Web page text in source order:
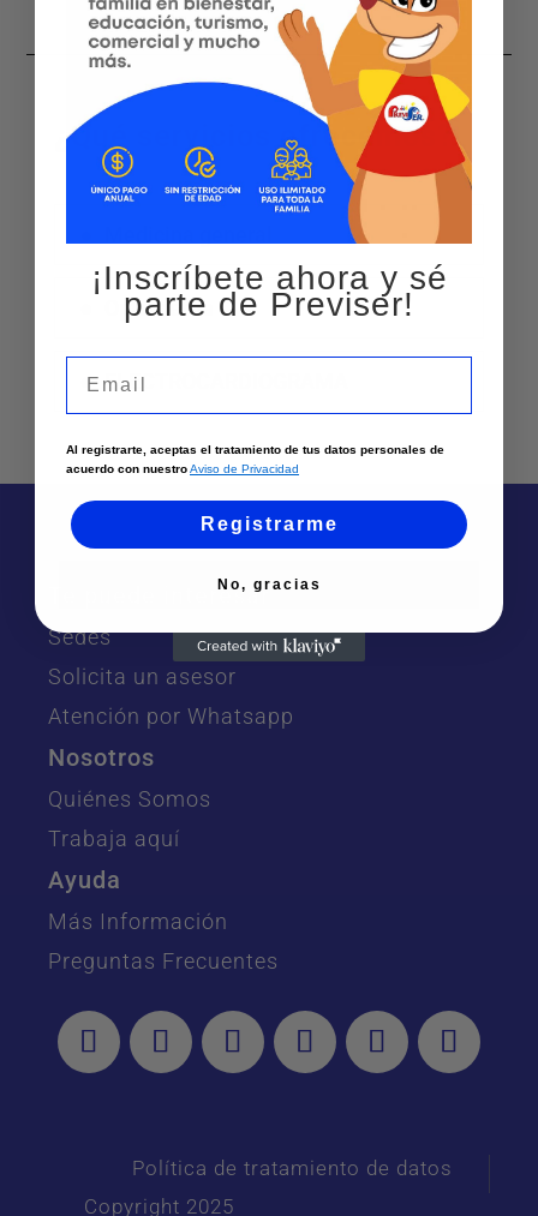
¿Qué servicios ofrecemos?
Optometria
ELECTROCARDIOGRAMA
Te puede interesar
Sedes
Solicita un asesor
Atención por Whatsapp
Nosotros
Quiénes Somos
Trabaja aquí
Ayuda
Más Información
Preguntas Frecuentes
Política de tratamiento de datos
Copyright 2025
¡Inscríbete ahora y sé
parte de Previser!
Al registrarte, aceptas el tratamiento de tus datos personales de
acuerdo con nuestroAviso de Privacidad
Registrarme
No, gracias